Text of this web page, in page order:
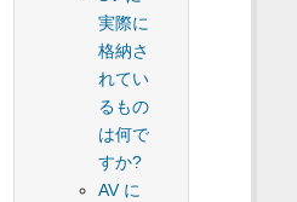
実際に
格納さ
れてい
るもの
は何で
すか?
AV に